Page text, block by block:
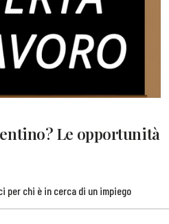
Le opportunità
per chi è in cerca di un impiego